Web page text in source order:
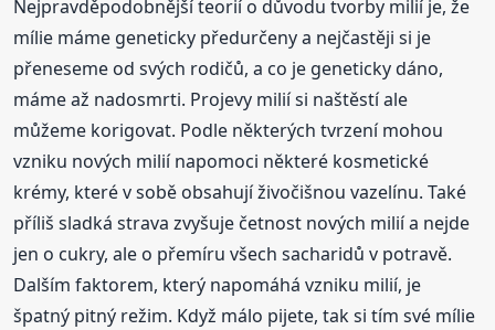
Nejpravděpodobnější teorií o důvodu tvorby milií je, že
mílie máme geneticky předurčeny a nejčastěji si je
přeneseme od svých rodičů, a co je geneticky dáno,
máme až nadosmrti. Projevy milií si naštěstí ale
můžeme korigovat. Podle některých tvrzení mohou
vzniku nových milií napomoci některé kosmetické
krémy, které v sobě obsahují živočišnou vazelínu. Také
příliš sladká strava zvyšuje četnost nových milií a nejde
jen o cukry, ale o přemíru všech sacharidů v potravě.
Dalším faktorem, který napomáhá vzniku milií, je
špatný pitný režim. Když málo pijete, tak si tím své mílie